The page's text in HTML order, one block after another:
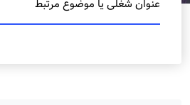
عنوان شغلی یا موضوع مرتبط